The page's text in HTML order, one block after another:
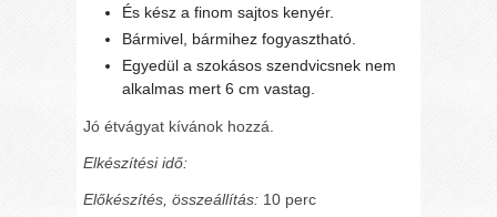
És kész a finom sajtos kenyér.
Bármivel, bármihez fogyasztható.
Egyedül a szokásos szendvicsnek nem
alkalmas mert 6 cm vastag.
Jó étvágyat kívánok hozzá.
Elkészítési idő:
Előkészítés, összeállítás: 10 perc